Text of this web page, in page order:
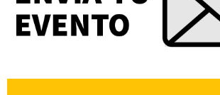
Eva Valero Juan: "Una mirada
universo donde lo único
importante eran los amigos y
Martín Carrasco